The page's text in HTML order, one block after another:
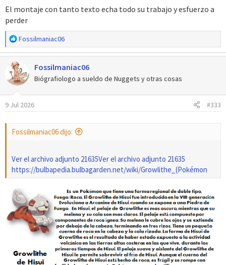
El montaje con tanto texto echa todo su trabajo y esfuerzo a
perder
R
e
a
c
c
i
o
n
:
Fossilmaniac06
Fossilmaniac06
Biógrafiologo a sueldo de Nuggets y otras cosas
9 Jul 2026 #333
Fossilmaniac06 dijo:
Ver el archivo adjunto 21635Ver el archivo adjunto 21635
https://bulbapedia.bulbagarden.net/wiki/Growlithe_(Pokémon